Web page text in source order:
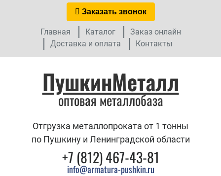
Заказать звонок
Главная Каталог
Заказ онлайн
Доставка и оплата
Контакты
ПушкинМеталл
оптовая металлобаза
Отгрузка металлопроката от 1 тонны
по Пушкину и Ленинградской области
+7 (812) 467-43-81
info@armatura-pushkin.ru